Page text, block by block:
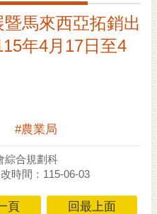
馬來西亞拓銷出
年4月17日至4
#農業局
綜合規劃科
時間：115-06-03
頁 回最上面